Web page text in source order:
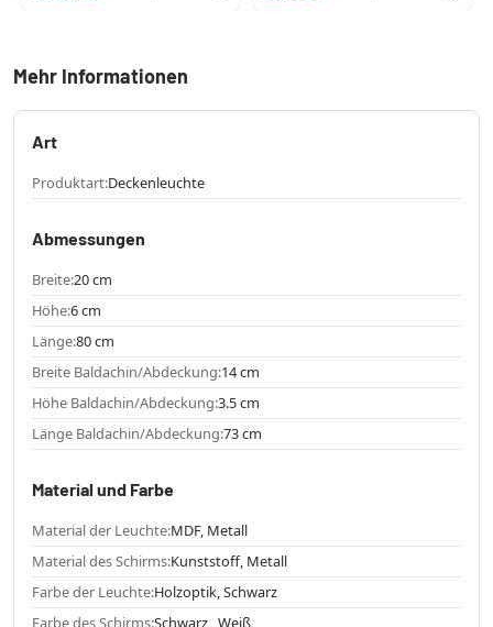
Mehr Informationen
Art
Produktart:Deckenleuchte
Abmessungen
Breite:20 cm
Höhe:6 cm
Länge:80 cm
Breite Baldachin/Abdeckung:14 cm
Höhe Baldachin/Abdeckung:3.5 cm
Länge Baldachin/Abdeckung:73 cm
Material und Farbe
Material der Leuchte:MDF, Metall
Material des Schirms:Kunststoff, Metall
Farbe der Leuchte:Holzoptik, Schwarz
Farbe des Schirms:Schwarz , Weiß